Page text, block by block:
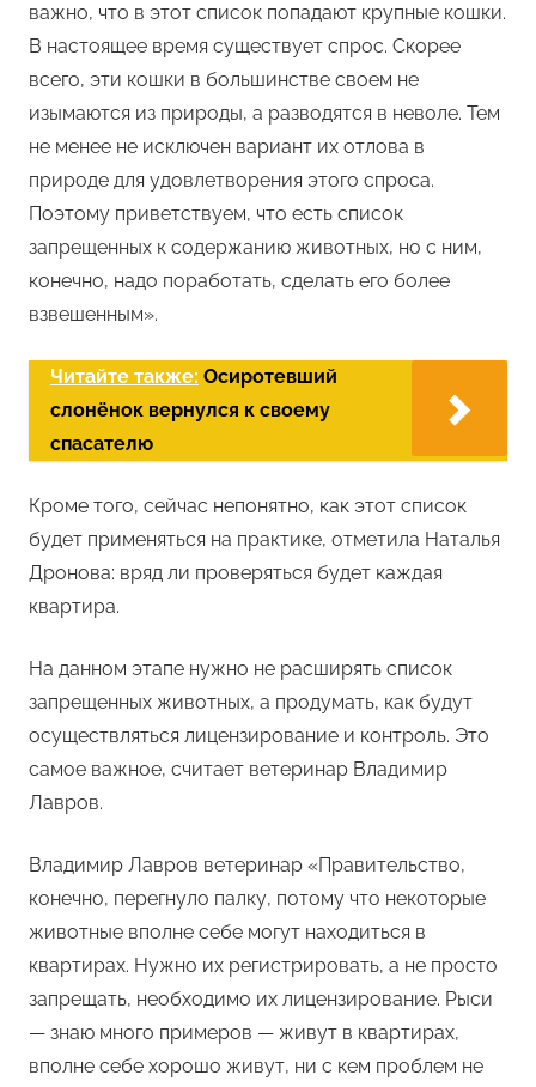
важно, что в этот список попадают крупные кошки.
В настоящее время существует спрос. Скорее
всего, эти кошки в большинстве своем не
изымаются из природы, а разводятся в неволе. Тем
не менее не исключен вариант их отлова в
природе для удовлетворения этого спроса.
Поэтому приветствуем, что есть список
запрещенных к содержанию животных, но с ним,
конечно, надо поработать, сделать его более
взвешенным».
Читайте также: Осиротевший
слонёнок вернулся к своему
спасателю
Кроме того, сейчас непонятно, как этот список
будет применяться на практике, отметила Наталья
Дронова: вряд ли проверяться будет каждая
квартира.
На данном этапе нужно не расширять список
запрещенных животных, а продумать, как будут
осуществляться лицензирование и контроль. Это
самое важное, считает ветеринар Владимир
Лавров.
Владимир Лавров ветеринар «Правительство,
конечно, перегнуло палку, потому что некоторые
животные вполне себе могут находиться в
квартирах. Нужно их регистрировать, а не просто
запрещать, необходимо их лицензирование. Рыси
— знаю много примеров — живут в квартирах,
вполне себе хорошо живут, ни с кем проблем не